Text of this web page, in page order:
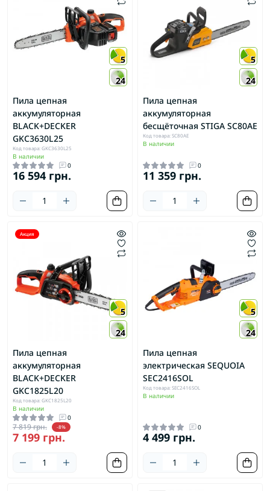
5
24
Пила цепная
аккумуляторная
BLACK+DECKER
GKC3630L25
Код товара: GKC3630L25
В наличии
0
16 594 грн.
5
24
Пила цепная
аккумуляторная
бесщёточная STIGA SC80AE
Код товара: SC80AE
В наличии
0
11 359 грн.
Акция
5
24
Пила цепная
аккумуляторная
BLACK+DECKER
GKC1825L20
Код товара: GKC1825L20
В наличии
0
7 819 грн. -8%
7 199 грн.
5
24
Пила цепная
электрическая SEQUOIA
SEC2416SOL
Код товара: SEC2416SOL
В наличии
0
4 499 грн.